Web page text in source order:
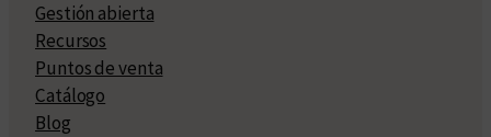
Gestión abierta
Recursos
Puntos de venta
Catálogo
Blog